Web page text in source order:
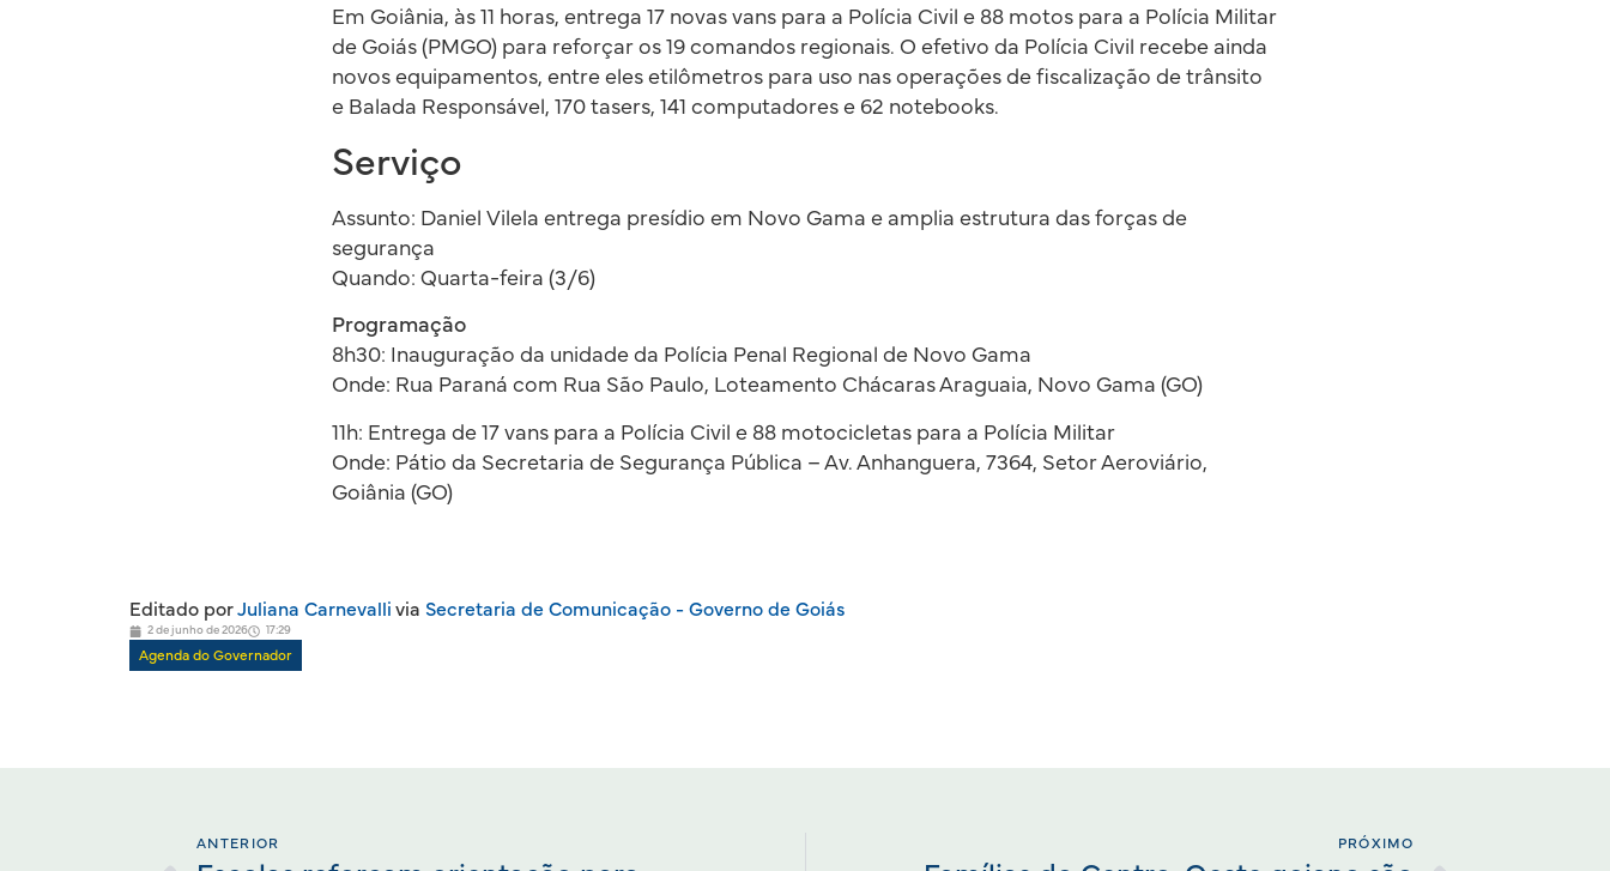
Em Goiânia, às 11 horas, entrega 17 novas vans para a Polícia Civil e 88 motos para a Polícia Militar
de Goiás (PMGO) para reforçar os 19 comandos regionais. O efetivo da Polícia Civil recebe ainda
novos equipamentos, entre eles etilômetros para uso nas operações de fiscalização de trânsito
e Balada Responsável, 170 tasers, 141 computadores e 62 notebooks.
Serviço
Assunto: Daniel Vilela entrega presídio em Novo Gama e amplia estrutura das forças de
segurança
Quando: Quarta-feira (3/6)
Programação
8h30: Inauguração da unidade da Polícia Penal Regional de Novo Gama
Onde: Rua Paraná com Rua São Paulo, Loteamento Chácaras Araguaia, Novo Gama (GO)
11h: Entrega de 17 vans para a Polícia Civil e 88 motocicletas para a Polícia Militar
Onde: Pátio da Secretaria de Segurança Pública – Av. Anhanguera, 7364, Setor Aeroviário,
Goiânia (GO)
Editado porJuliana Carnevalli via Secretaria de Comunicação - Governo de Goiás
2 de junho de 2026 17:29
Agenda do Governador
ANTERIOR PRÓXIMO